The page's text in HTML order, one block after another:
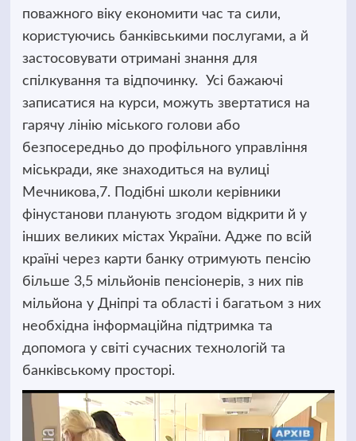
поважного віку економити час та сили,
користуючись банківськими послугами, а й
застосовувати отримані знання для
спілкування та відпочинку. Усі бажаючі
записатися на курси, можуть звертатися на
гарячу лінію міського голови або
безпосередньо до профільного управління
міськради, яке знаходиться на вулиці
Мечникова,7. Подібні школи керівники
фінустанови планують згодом відкрити й у
інших великих містах України. Адже по всій
країні через карти банку отримують пенсію
більше 3,5 мільйонів пенсіонерів, з них пів
мільйона у Дніпрі та області і багатьом з них
необхідна інформаційна підтримка та
допомога у світі сучасних технологій та
банківському просторі.
Відеопрогравач